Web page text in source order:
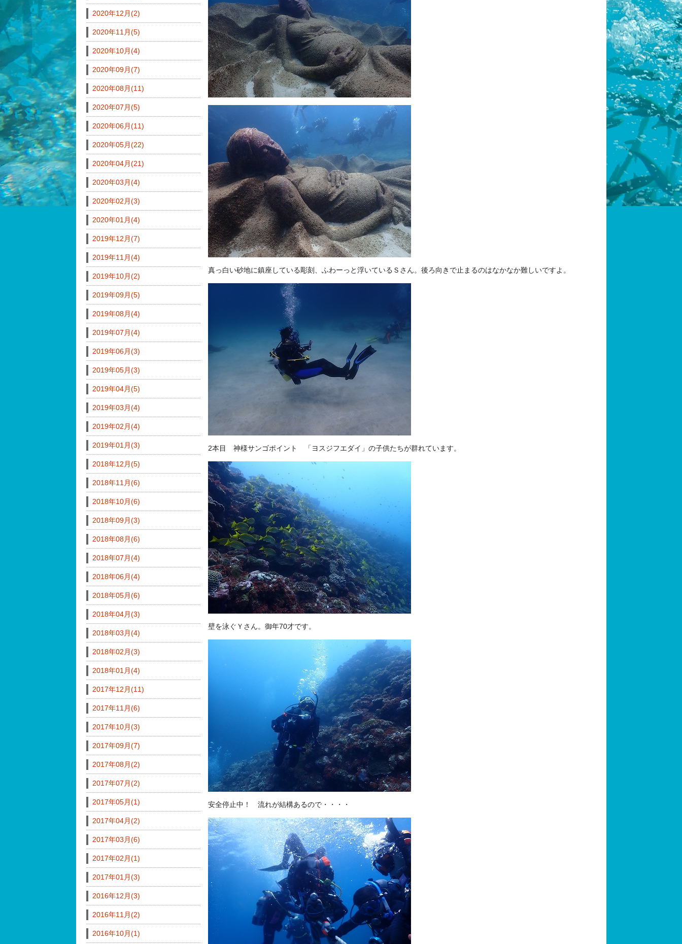
真っ白い砂地に鎮座している彫刻、ふわーっと浮いているＳさん。後ろ向きで止まるのはなかなか難しいですよ。
2本目 神様サンゴポイント 「ヨスジフエダイ」の子供たちが群れています。
壁を泳ぐＹさん。御年70才です。
安全停止中！ 流れが結構あるので・・・・
2020年12月(2)
2020年11月(5)
2020年10月(4)
2020年09月(7)
2020年08月(11)
2020年07月(5)
2020年06月(11)
2020年05月(22)
2020年04月(21)
2020年03月(4)
2020年02月(3)
2020年01月(4)
2019年12月(7)
2019年11月(4)
2019年10月(2)
2019年09月(5)
2019年08月(4)
2019年07月(4)
2019年06月(3)
2019年05月(3)
2019年04月(5)
2019年03月(4)
2019年02月(4)
2019年01月(3)
2018年12月(5)
2018年11月(6)
2018年10月(6)
2018年09月(3)
2018年08月(6)
2018年07月(4)
2018年06月(4)
2018年05月(6)
2018年04月(3)
2018年03月(4)
2018年02月(3)
2018年01月(4)
2017年12月(11)
2017年11月(6)
2017年10月(3)
2017年09月(7)
2017年08月(2)
2017年07月(2)
2017年05月(1)
2017年04月(2)
2017年03月(6)
2017年02月(1)
2017年01月(3)
2016年12月(3)
2016年11月(2)
2016年10月(1)